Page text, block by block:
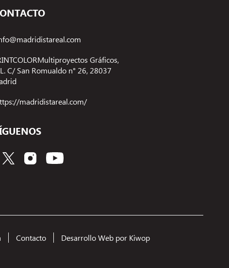
Gráficos,
C/ San Romualdo n° 26, 28037
madridistareal.com/
Contacto Desarrollo Web por Kiwop